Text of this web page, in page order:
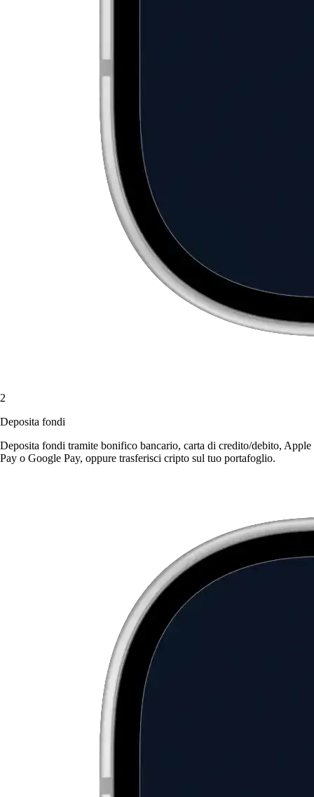
2
Deposita fondi
Deposita fondi tramite bonifico bancario, carta di credito/debito, Apple
Pay o Google Pay, oppure trasferisci cripto sul tuo portafoglio.